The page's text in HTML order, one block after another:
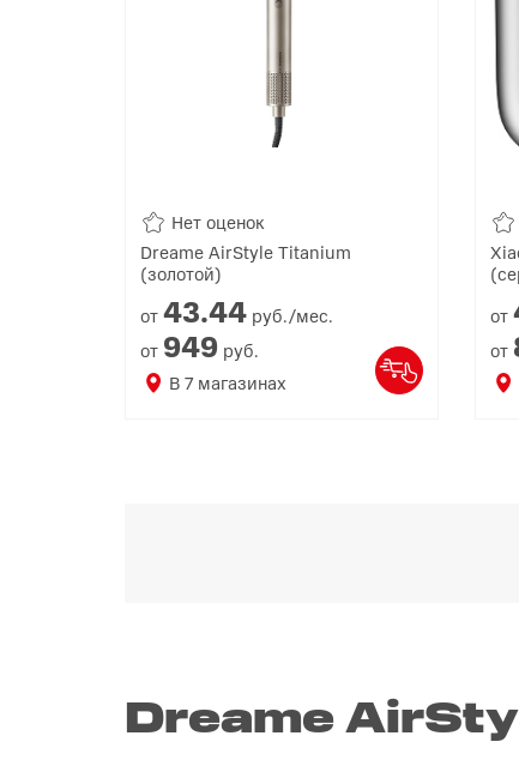
Нет оценок
Dreame AirStyle Titanium
(золотой)
от43.44 руб./мес.
от 949 руб.
В7магазинах
от
от
Dreame